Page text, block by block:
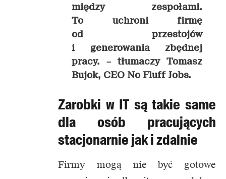
między zespołami.
To uchroni firmę
od przestojów
i generowania zbędnej
pracy. – tłumaczy Tomasz
Bujok, CEO No Fluff Jobs.
Zarobki w IT są takie same
dla osób pracujących
stacjonarnie jak i zdalnie
Firmy mogą nie być gotowe